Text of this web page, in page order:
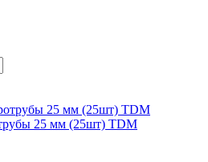
25 мм (25шт) TDM